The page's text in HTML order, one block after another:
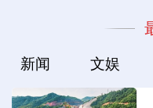
新闻 文娱